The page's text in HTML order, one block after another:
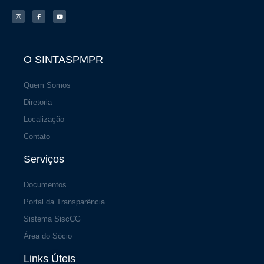
s
t
a
c
e
b
u
t
u
O SINTASPMPR
Quem Somos
Diretoria
Localização
Contato
Serviços
Documentos
Portal da Transparência
Sistema SiscCG
Área do Sócio
Links Úteis